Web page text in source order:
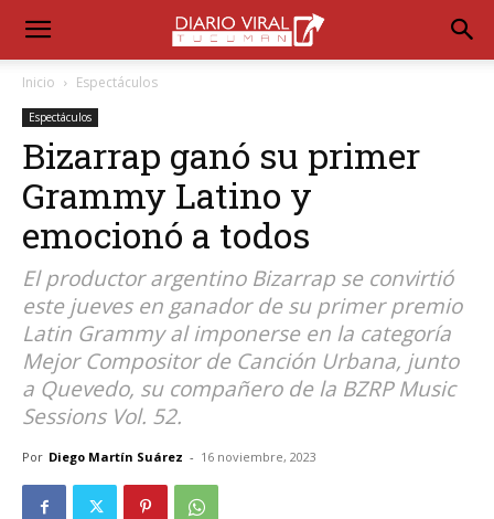
Inicio Espectáculos
Espectáculos
Bizarrap ganó su primer
Grammy Latino y
emocionó a todos
El productor argentino Bizarrap se convirtió
este jueves en ganador de su primer premio
Latin Grammy al imponerse en la categoría
Mejor Compositor de Canción Urbana, junto
a Quevedo, su compañero de la BZRP Music
Sessions Vol. 52.
Por Diego Martín Suárez - 16 noviembre, 2023